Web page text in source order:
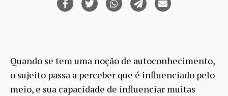
Quando se tem uma noção de autoconhecimento,
o sujeito passa a perceber que é influenciado pelo
meio, e sua capacidade de influenciar muitas